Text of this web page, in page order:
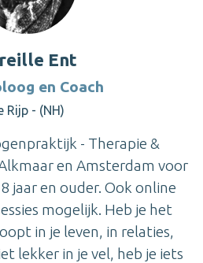
Ent
en Coach
Rijp - (NH)
- Therapie &
en Amsterdam voor
jaar en ouder. Ook online
mogelijk. Heb je het
in je leven, in relaties,
lekker in je vel, heb je iets